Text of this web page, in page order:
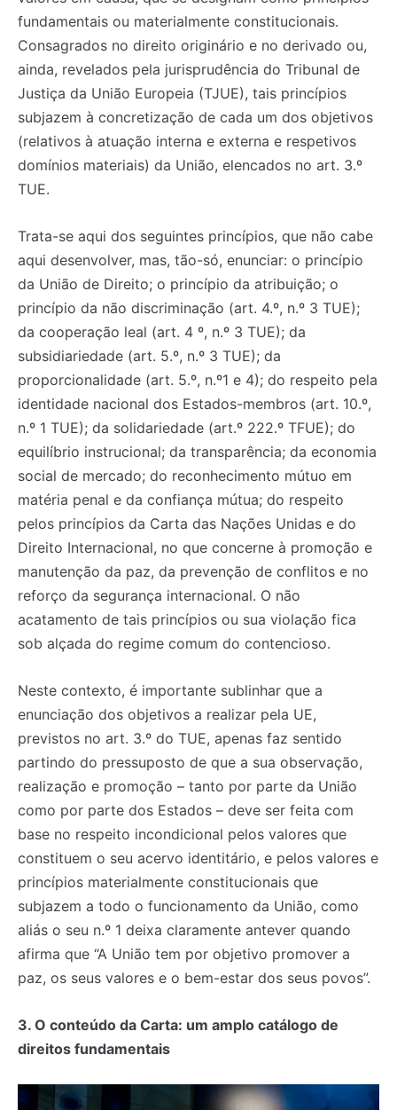
Registe-se na nossa lista de correio e receba mensalmente
no seu email os artigos do mês transacto, ilustrações e
subscrever:
Registe-se na nossa lista de correio e receba mensalmente
no seu email os artigos do mês transacto, ilustrações e
subscrever:
fundamentais ou materialmente constitucionais.
Consagrados no direito originário e no derivado ou,
ainda, revelados pela jurisprudência do Tribunal de
Justiça da União Europeia (TJUE), tais princípios
subjazem à concretização de cada um dos objetivos
(relativos à atuação interna e externa e respetivos
domínios materiais) da União, elencados no art. 3.º
TUE.
Trata-se aqui dos seguintes princípios, que não cabe
aqui desenvolver, mas, tão-só, enunciar: o princípio
da União de Direito; o princípio da atribuição; o
princípio da não discriminação (art. 4.º, n.º 3 TUE);
da cooperação leal (art. 4 º, n.º 3 TUE); da
subsidiariedade (art. 5.º, n.º 3 TUE); da
proporcionalidade (art. 5.º, n.º1 e 4); do respeito pela
identidade nacional dos Estados-membros (art. 10.º,
n.º 1 TUE); da solidariedade (art.º 222.º TFUE); do
equilíbrio instrucional; da transparência; da economia
social de mercado; do reconhecimento mútuo em
matéria penal e da confiança mútua; do respeito
pelos princípios da Carta das Nações Unidas e do
Direito Internacional, no que concerne à promoção e
manutenção da paz, da prevenção de conflitos e no
reforço da segurança internacional. O não
acatamento de tais princípios ou sua violação fica
sob alçada do regime comum do contencioso.
Neste contexto, é importante sublinhar que a
enunciação dos objetivos a realizar pela UE,
previstos no art. 3.º do TUE, apenas faz sentido
partindo do pressuposto de que a sua observação,
realização e promoção – tanto por parte da União
como por parte dos Estados – deve ser feita com
base no respeito incondicional pelos valores que
constituem o seu acervo identitário, e pelos valores e
princípios materialmente constitucionais que
subjazem a todo o funcionamento da União, como
aliás o seu n.º 1 deixa claramente antever quando
afirma que “A União tem por objetivo promover a
paz, os seus valores e o bem-estar dos seus povos”.
3. O conteúdo da Carta: um amplo catálogo de
direitos fundamentais